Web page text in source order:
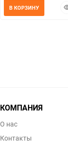
В КОРЗИНУ
КОМПАНИЯ
О нас
Контакты